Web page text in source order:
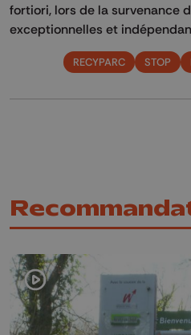
fortiori, lors de la survenance
exceptionnelles et
RECYPARC STOP